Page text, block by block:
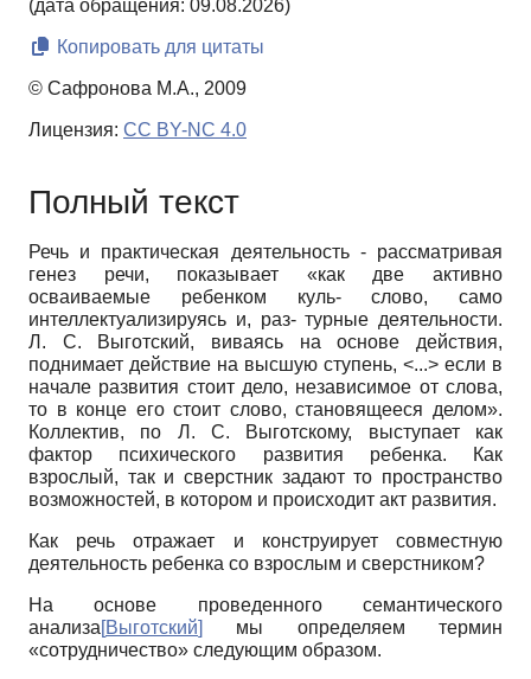
(дата обращения: 09.08.2026)
Копировать для цитаты
© Сафронова М.А., 2009
Лицензия: CC BY-NC 4.0
Полный текст
Речь и практическая деятельность - рассматривая
генез речи, показывает «как две активно
осваиваемые ребенком куль- слово, само
интеллектуализируясь и, раз- турные деятельности.
Л. С. Выготский, виваясь на основе действия,
поднимает действие на высшую ступень, <...> если в
начале развития стоит дело, независимое от слова,
то в конце его стоит слово, становящееся делом».
Коллектив, по Л. С. Выготскому, выступает как
фактор психического развития ребенка. Как
взрослый, так и сверстник задают то пространство
возможностей, в котором и происходит акт развития.
Как речь отражает и конструирует совместную
деятельность ребенка со взрослым и сверстником?
На основе проведенного семантического
анализа[Выготский]
мы определяем термин
«сотрудничество» следующим образом.